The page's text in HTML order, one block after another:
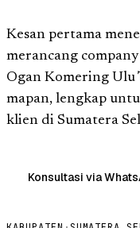
Kesan pertama
merancang
Ogan Komering
mapan, lengkap
klien di Sumatera
Konsultasi via